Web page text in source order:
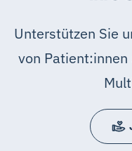
Unterstützen Sie
von